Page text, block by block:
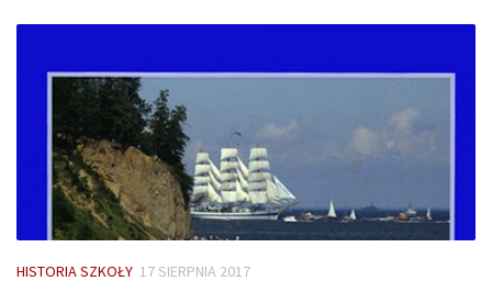
HISTORIA SZKOŁY 17 SIERPNIA 2017